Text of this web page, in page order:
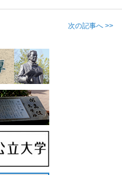
次の記事へ >>